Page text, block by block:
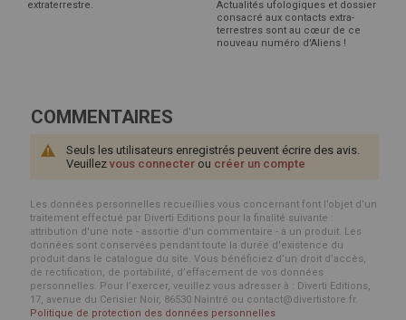
extraterrestre.
Actualités ufologiques et dossier
consacré aux contacts extra-
terrestres sont au cœur de ce
nouveau numéro d'Aliens !
COMMENTAIRES
Seuls les utilisateurs enregistrés peuvent écrire des avis.
Veuillez vous connecter ou créer un compte
Les données personnelles recueillies vous concernant font l’objet d’un
traitement effectué par Diverti Editions pour la finalité suivante :
attribution d'une note - assortie d'un commentaire - à un produit. Les
données sont conservées pendant toute la durée d'existence du
produit dans le catalogue du site. Vous bénéficiez d’un droit d’accès,
de rectification, de portabilité, d’effacement de vos données
personnelles. Pour l’exercer, veuillez vous adresser à : Diverti Editions,
17, avenue du Cerisier Noir, 86530 Naintré ou contact@divertistore.fr.
Politique de protection des données personnelles